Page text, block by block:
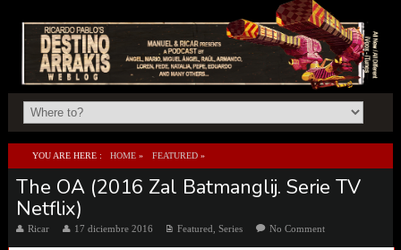
YOU ARE HERE : HOME » FEATURED »
THE OA (2016 ZAL BATMANGLIJ. SERIE TV NETFLIX)
The OA (2016 Zal Batmanglij. Serie TV
Netflix)
Ricar 17 diciembre 2016 Featured Series No Comment